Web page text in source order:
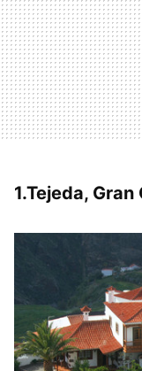
1.Tejeda, Gran